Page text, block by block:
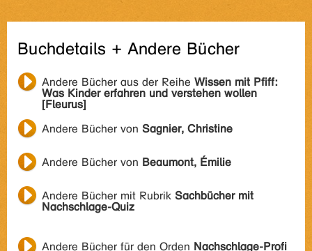
Buchdetails + Andere Bücher
Andere Bücher aus der Reihe Wissen mit Pfiff:
Was Kinder erfahren und verstehen wollen
[Fleurus]
Andere Bücher von Sagnier, Christine
Andere Bücher von Beaumont, Émilie
Andere Bücher mit Rubrik Sachbücher mit
Nachschlage-Quiz
Andere Bücher für den Orden Nachschlage-Profi